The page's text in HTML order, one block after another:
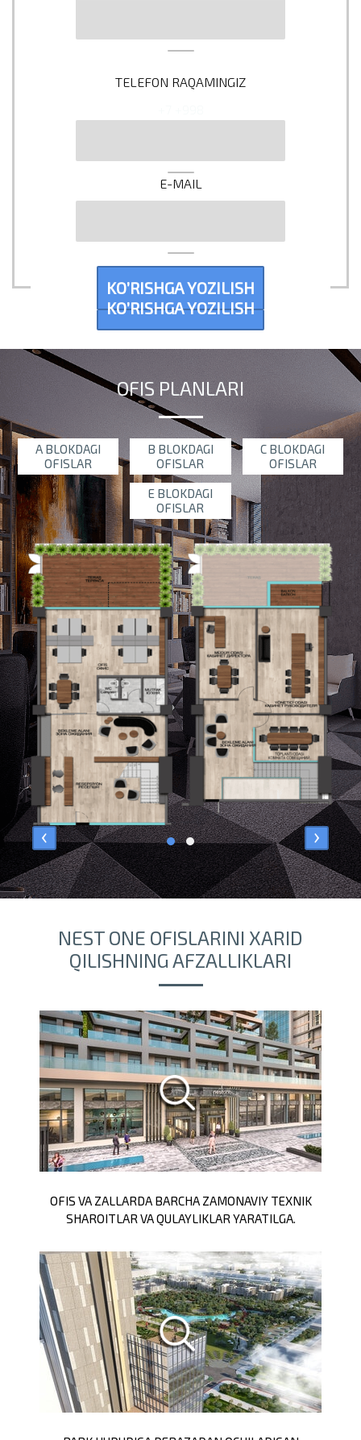
TELEFON RAQAMINGIZ
E-MAIL
KO’RISHGA YOZILISH
KO’RISHGA YOZILISH
OFIS PLANLARI
A BLOKDAGI
OFISLAR
B BLOKDAGI
OFISLAR
C BLOKDAGI
OFISLAR
E BLOKDAGI
OFISLAR
‹ ›
NEST ONE OFISLARINI XARID
QILISHNING AFZALLIKLARI
OFIS VA ZALLARDA BARCHA ZAMONAVIY TEXNIK
SHAROITLAR VA QULAYLIKLAR YARATILGA.